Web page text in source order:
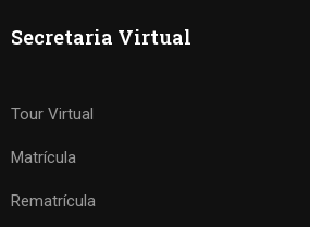
Secretaria Virtual
Tour Virtual
Matrícula
Rematrícula